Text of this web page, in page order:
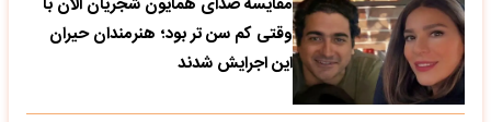
وقتی کم سن تر بود؛ هنرمندان حیران
این اجرایش شدند